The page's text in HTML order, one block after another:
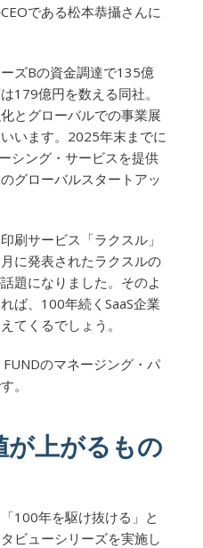
である松本恭攝さんに
ズBの資金調達で135億
179億円を数える同社。
とグローバルでの事業展
います。2025年末までに
シング・サービスを提供
グローバルスタートアッ
刷サービス「ラクスル」
に発表されたラクスルの
題になりました。そのよ
ば、100年続くSaaS企業
てくるでしょう。
FUNDのマネージング・パ
。
が上がるもの
100年を駆け抜ける」と
ビューシリーズを実施し